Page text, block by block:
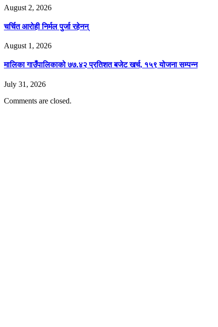
August 2, 2026
चर्चित आरोही निर्मल पुर्जा रहेनन्
August 1, 2026
मालिका गाउँपालिकाको ७७.४२ प्रतिशत बजेट खर्च, १५९ योजना सम्पन्न
July 31, 2026
Comments are closed.